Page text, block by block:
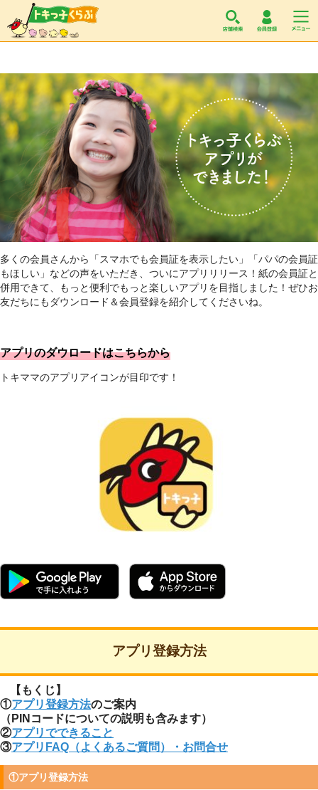
多くの会員さんから「スマホでも会員証を表示したい」「パパの会員証
もほしい」などの声をいただき、ついにアプリリリース！紙の会員証と
併用できて、もっと便利でもっと楽しいアプリを目指しました！ぜひお
友だちにもダウンロード＆会員登録を紹介してくださいね。
アプリのダウロードはこちらから
トキママのアプリアイコンが目印です！
アプリ登録方法
【もくじ】
①アプリ登録方法のご案内
（PINコードについての説明も含みます）
②アプリでできること
③アプリFAQ（よくあるご質問）・お問合せ
①アプリ登録方法